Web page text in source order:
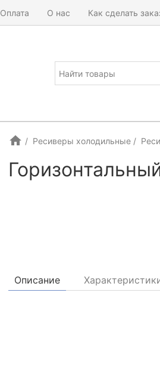
Оплата О нас Как сделать
Ресиверы холодильные
Описание